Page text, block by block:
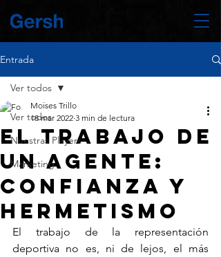
Entrada
Ver todos
Nuestras Players
Marketing
Ver todos
El trabajo de
un agente:
confianza y
hermetismo
Moises Trillo
18 mar 2022 3 min de lectura
El trabajo de la representación
deportiva no es, ni de lejos, el más